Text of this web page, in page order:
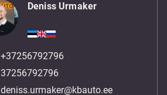
Deniss Urmaker
+37256792796
37256792796
deniss.urmaker@kbauto.ee